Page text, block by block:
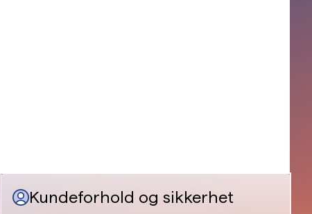
Kundeforhold og sikkerhet